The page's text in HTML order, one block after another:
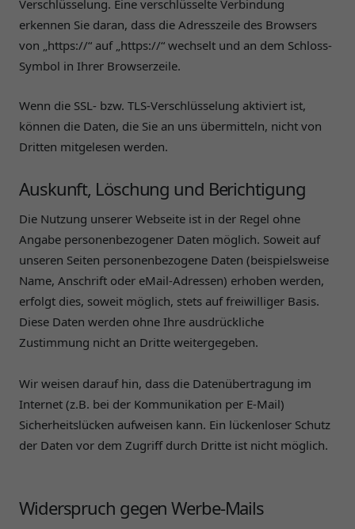
Verschlüsselung. Eine verschlüsselte Verbindung
erkennen Sie daran, dass die Adresszeile des Browsers
von „https://“ auf „https://“ wechselt und an dem Schloss-
Symbol in Ihrer Browserzeile.
Wenn die SSL- bzw. TLS-Verschlüsselung aktiviert ist,
können die Daten, die Sie an uns übermitteln, nicht von
Dritten mitgelesen werden.
Auskunft, Löschung und Berichtigung
Die Nutzung unserer Webseite ist in der Regel ohne
Angabe personenbezogener Daten möglich. Soweit auf
unseren Seiten personenbezogene Daten (beispielsweise
Name, Anschrift oder eMail-Adressen) erhoben werden,
erfolgt dies, soweit möglich, stets auf freiwilliger Basis.
Diese Daten werden ohne Ihre ausdrückliche
Zustimmung nicht an Dritte weitergegeben.
Wir weisen darauf hin, dass die Datenübertragung im
Internet (z.B. bei der Kommunikation per E-Mail)
Sicherheitslücken aufweisen kann. Ein lückenloser Schutz
der Daten vor dem Zugriff durch Dritte ist nicht möglich.
Widerspruch gegen Werbe-Mails